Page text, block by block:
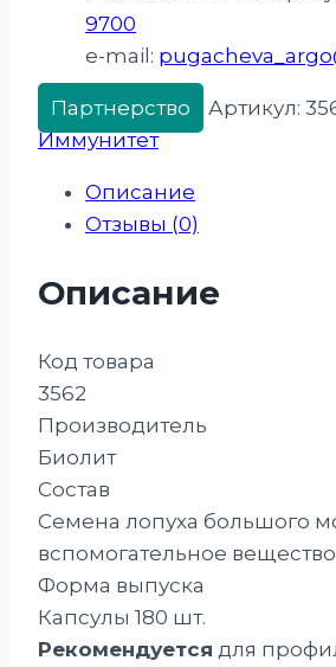
9700
e-mail:
Партнерство Артикул:
Иммунитет
Описание
Отзывы (0)
Описание
Код товара
3562
Производитель
Биолит
Состав
Семена лопуха большого
вспомогательное
Форма выпуска
Капсулы 180 шт.
Рекомендуется для